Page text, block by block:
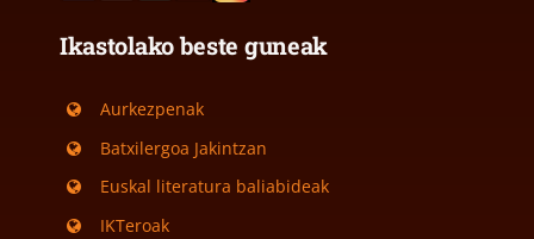
Ikastolako beste guneak
Aurkezpenak
Batxilergoa Jakintzan
Euskal literatura baliabideak
IKTeroak